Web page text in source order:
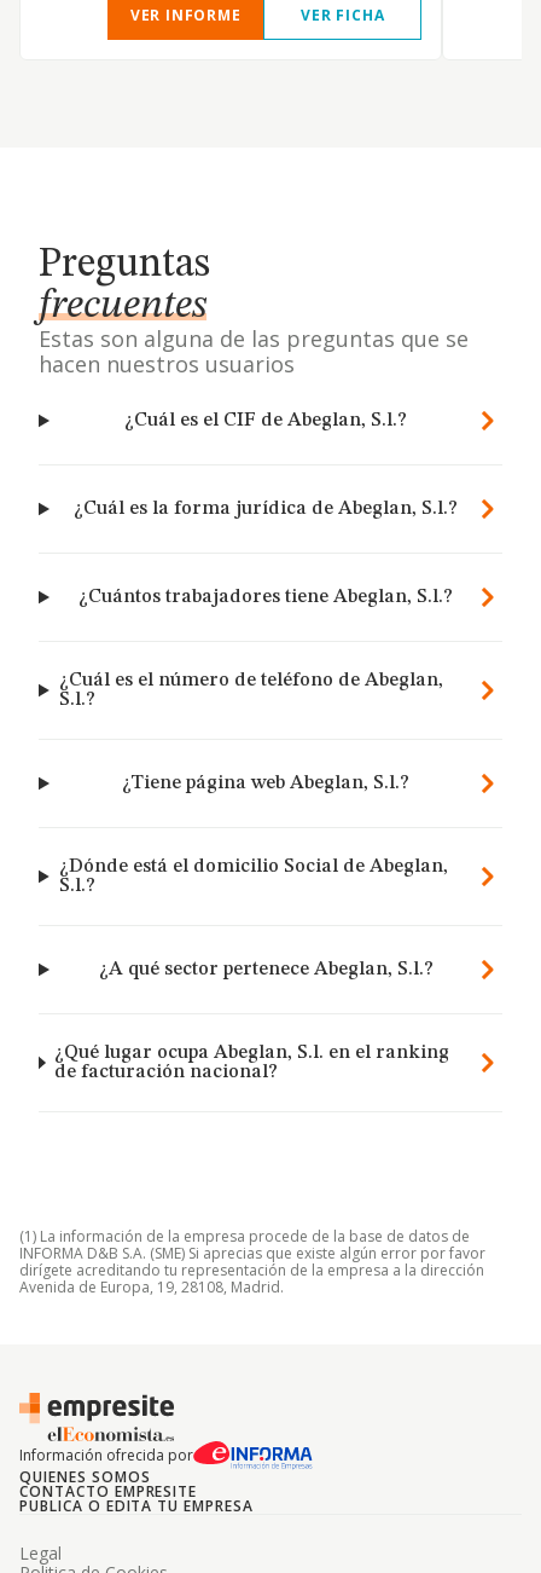
VER INFORME VER FICHA
Preguntas
frecuentes
Estas son alguna de las preguntas que se
hacen nuestros usuarios
¿Cuál es el CIF de Abeglan, S.l.?
¿Cuál es la forma jurídica de Abeglan, S.l.?
¿Cuántos trabajadores tiene Abeglan, S.l.?
¿Cuál es el número de teléfono de Abeglan,
S.l.?
¿Tiene página web Abeglan, S.l.?
¿Dónde está el domicilio Social de Abeglan,
S.l.?
¿A qué sector pertenece Abeglan, S.l.?
¿Qué lugar ocupa Abeglan, S.l. en el ranking
de facturación nacional?
(1) La información de la empresa procede de la base de datos de
INFORMA D&B S.A. (SME) Si aprecias que existe algún error por favor
dirígete acreditando tu representación de la empresa a la dirección
Avenida de Europa, 19, 28108, Madrid.
Información ofrecida por
QUIENES SOMOS
CONTACTO EMPRESITE
PUBLICA O EDITA TU EMPRESA
Legal